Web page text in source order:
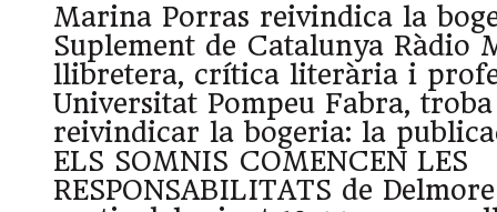
Marina Porras reivindica la
Suplement de Catalunya Ràdio
llibretera, crítica literària i
Universitat Pompeu Fabra,
reivindicar la bogeria: la
ELS SOMNIS COMENCEN LES
RESPONSABILITATS de